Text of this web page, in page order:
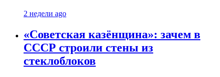
2 недели ago
«Советская казёнщина»: зачем в
СССР строили стены из
стеклоблоков